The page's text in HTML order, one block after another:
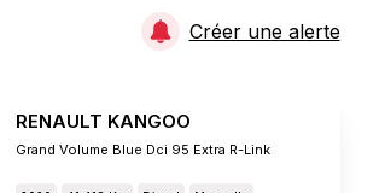
Créer une alerte
RENAULT KANGOO
Grand Volume Blue Dci 95 Extra R-Link